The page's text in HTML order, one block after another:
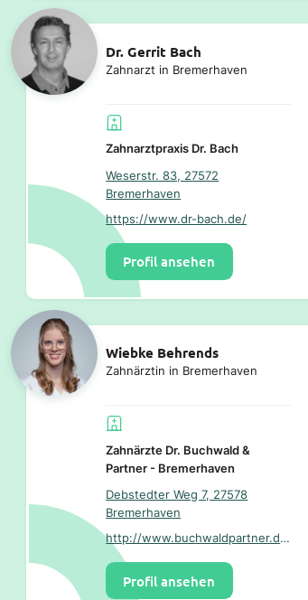
Dr. Gerrit Bach
Zahnarzt in Bremerhaven
Zahnarztpraxis Dr. Bach
Weserstr. 83, 27572
Bremerhaven
https://www.dr-bach.de/
Profil ansehen
Wiebke Behrends
Zahnärztin in Bremerhaven
Zahnärzte Dr. Buchwald &
Partner - Bremerhaven
Debstedter Weg 7, 27578
Bremerhaven
http://www.buchwaldpartner.de/
Profil ansehen